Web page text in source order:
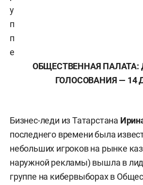
у
п
п
е
ОБЩЕСТВЕННАЯ ПАЛАТА:
ГОЛОСОВАНИЯ — 14
Бизнес-леди из Татарстана
последнего времени была
небольших игроков на рынке
наружной рекламы) вышла в
группе на кибервыборах в